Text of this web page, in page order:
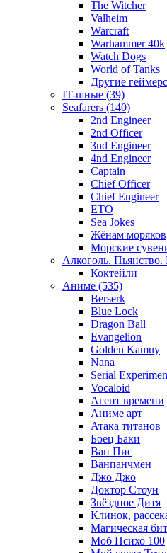
The Witcher
Valheim
Warcraft
Warhammer 40k
Watch Dogs
World of Tanks
Другие
IT-шные (39)
Seafarers (140)
2nd Engineer
2nd Officer
3nd Engineer
4nd Engineer
Captain
Chief Officer
Chief Еngineer
ETO
Sea Jokes
Жёнам моряков
Морские
Алкоголь.
Коктейли
Аниме (535)
Berserk
Blue Lock
Dragon Ball
Evangelion
Golden Kamuy
Nana
Serial
Vocaloid
Агент времени
Аниме арт
Атака титанов
Боец Баки
Ван Пис
Ванпанчмен
Джо Джо
Доктор Стоун
Звёздное Дитя
Клинок,
Магическая
Моб Психо 100